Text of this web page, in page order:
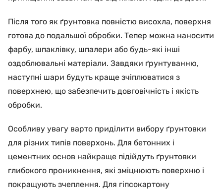
Після того як ґрунтовка повністю висохла, поверхня
готова до подальшої обробки. Тепер можна наносити
фарбу, шпаклівку, шпалери або будь-які інші
оздоблювальні матеріали. Завдяки ґрунтуванню,
наступні шари будуть краще зчіплюватися з
поверхнею, що забезпечить довговічність і якість
обробки.
Особливу увагу варто приділити вибору ґрунтовки
для різних типів поверхонь. Для бетонних і
цементних основ найкраще підійдуть ґрунтовки
глибокого проникнення, які зміцнюють поверхню і
покращують зчеплення. Для гіпсокартону